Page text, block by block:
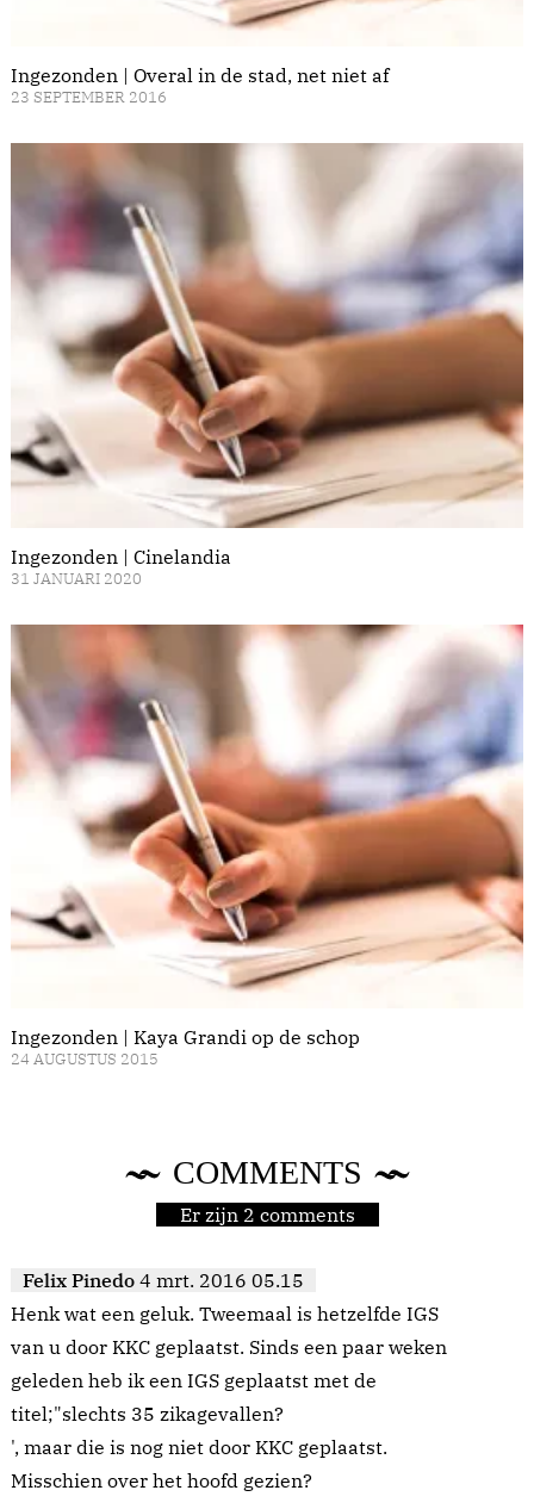
Ingezonden | Overal in de stad, net niet af
23 SEPTEMBER 2016
Ingezonden | Cinelandia
31 JANUARI 2020
Ingezonden | Kaya Grandi op de schop
24 AUGUSTUS 2015
COMMENTS
Er zijn 2 comments
Felix Pinedo 4 mrt. 2016 05.15
Henk wat een geluk. Tweemaal is hetzelfde IGS
van u door KKC geplaatst. Sinds een paar weken
geleden heb ik een IGS geplaatst met de
titel;"slechts 35 zikagevallen?
', maar die is nog niet door KKC geplaatst.
Misschien over het hoofd gezien?